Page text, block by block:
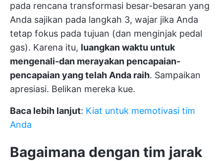
pada rencana transformasi besar-besaran yang
Anda sajikan pada langkah 3, wajar jika Anda
tetap fokus pada tujuan (dan menginjak pedal
gas). Karena itu, luangkan waktu untuk
mengenali-dan merayakan pencapaian-
pencapaian yang telah Anda raih. Sampaikan
apresiasi. Belikan mereka kue.
Baca lebih lanjut: Kiat untuk memotivasi tim
Anda
Bagaimana dengan tim jarak